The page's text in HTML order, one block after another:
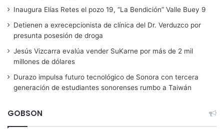
Inaugura Elías Retes el pozo 19, “La Bendición” Valle Buey 9
Detienen a exrecepcionista de clínica del Dr. Verduzco por
presunta posesión de droga
Jesús Vizcarra evalúa vender SuKarne por más de 2 mil
millones de dólares
Durazo impulsa futuro tecnológico de Sonora con tercera
generación de estudiantes sonorenses rumbo a Taiwán
GOBSON